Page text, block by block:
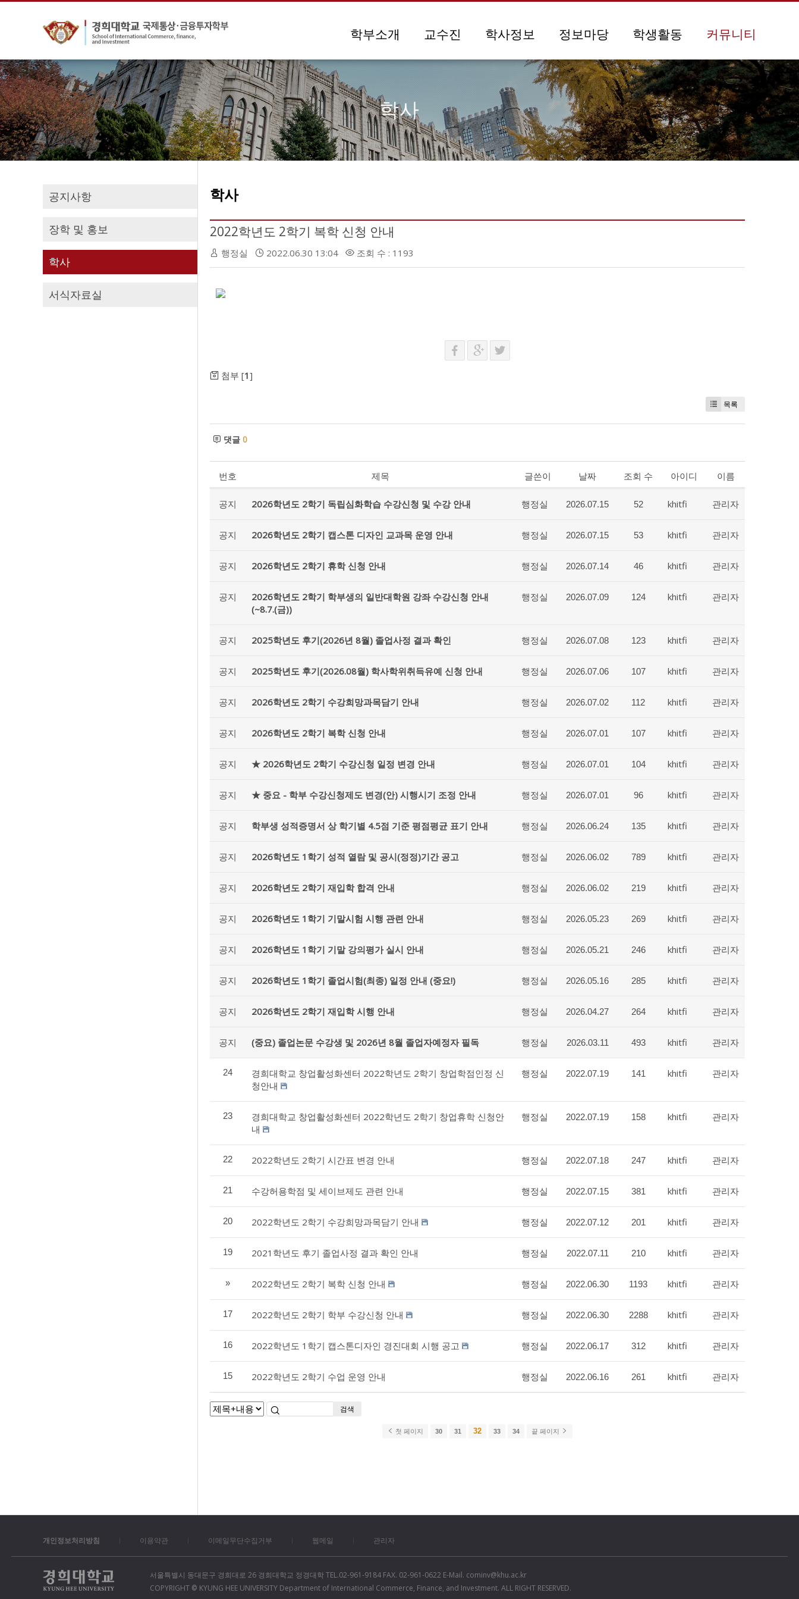
학부소개 교수진 학사정보 정보마당 학생활동 커뮤니티
학사
공지사항
장학 및 홍보
학사
서식자료실
학사
2022학년도 2학기 복학 신청 안내
행정실 2022.06.30 13:04 조회 수 : 1193
첨부 [1]
목록
댓글 0
번호 제목 글쓴이 날짜 조회 수 아이디 이름
공지 2026학년도 2학기 독립심화학습 수강신청 및 수강 안내 행정실 2026.07.15 52 khitfi 관리자
공지 2026학년도 2학기 캡스톤 디자인 교과목 운영 안내 행정실 2026.07.15 53 khitfi 관리자
공지 2026학년도 2학기 휴학 신청 안내 행정실 2026.07.14 46 khitfi 관리자
공지
2026학년도 2학기 학부생의 일반대학원 강좌 수강신청 안내
(~8.7.(금))
행정실 2026.07.09 124 khitfi 관리자
공지 2025학년도 후기(2026년 8월) 졸업사정 결과 확인 행정실 2026.07.08 123 khitfi 관리자
공지 2025학년도 후기(2026.08월) 학사학위취득유예 신청 안내 행정실 2026.07.06 107 khitfi 관리자
공지 2026학년도 2학기 수강희망과목담기 안내 행정실 2026.07.02 112 khitfi 관리자
공지 2026학년도 2학기 복학 신청 안내 행정실 2026.07.01 107 khitfi 관리자
공지 ★ 2026학년도 2학기 수강신청 일정 변경 안내 행정실 2026.07.01 104 khitfi 관리자
공지 ★ 중요 - 학부 수강신청제도 변경(안) 시행시기 조정 안내 행정실 2026.07.01 96 khitfi 관리자
공지 학부생 성적증명서 상 학기별 4.5점 기준 평점평균 표기 안내 행정실 2026.06.24 135 khitfi 관리자
공지 2026학년도 1학기 성적 열람 및 공시(정정)기간 공고 행정실 2026.06.02 789 khitfi 관리자
공지 2026학년도 2학기 재입학 합격 안내 행정실 2026.06.02 219 khitfi 관리자
공지 2026학년도 1학기 기말시험 시행 관련 안내 행정실 2026.05.23 269 khitfi 관리자
공지 2026학년도 1학기 기말 강의평가 실시 안내 행정실 2026.05.21 246 khitfi 관리자
공지 2026학년도 1학기 졸업시험(최종) 일정 안내 (중요!) 행정실 2026.05.16 285 khitfi 관리자
공지 2026학년도 2학기 재입학 시행 안내 행정실 2026.04.27 264 khitfi 관리자
공지 (중요) 졸업논문 수강생 및 2026년 8월 졸업자예정자 필독 행정실 2026.03.11 493 khitfi 관리자
24
경희대학교 창업활성화센터 2022학년도 2학기 창업학점인정 신
청안내
행정실 2022.07.19 141 khitfi 관리자
23
경희대학교 창업활성화센터 2022학년도 2학기 창업휴학 신청안
내
행정실 2022.07.19 158 khitfi 관리자
22 2022학년도 2학기 시간표 변경 안내 행정실 2022.07.18 247 khitfi 관리자
21 수강허용학점 및 세이브제도 관련 안내 행정실 2022.07.15 381 khitfi 관리자
20 2022학년도 2학기 수강희망과목담기 안내 행정실 2022.07.12 201 khitfi 관리자
19 2021학년도 후기 졸업사정 결과 확인 안내 행정실 2022.07.11 210 khitfi 관리자
» 2022학년도 2학기 복학 신청 안내 행정실 2022.06.30 1193 khitfi 관리자
17 2022학년도 2학기 학부 수강신청 안내 행정실 2022.06.30 2288 khitfi 관리자
16 2022학년도 1학기 캡스톤디자인 경진대회 시행 공고 행정실 2022.06.17 312 khitfi 관리자
15 2022학년도 2학기 수업 운영 안내 행정실 2022.06.16 261 khitfi 관리자
검색
첫 페이지 30 31 32 33 34 끝 페이지
개인정보처리방침 이용약관 이메일무단수집거부 웹메일 관리자
서울특별시 동대문구 경희대로 26 경희대학교 정경대학 TEL.02-961-9184 FAX. 02-961-0622 E-Mail. cominv@khu.ac.kr
COPYRIGHT © KYUNG HEE UNIVERSITY Department of International Commerce, Finance, and Investment. ALL RIGHT RESERVED.